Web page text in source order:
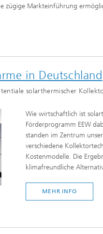
zügige Markteinführung
in Deutschland
solarthermischer
Wie wirtschaftlich ist
Förderprogramm EEW
standen im Zentrum
verschiedene
Kostenmodelle. Die
klimafreundliche
MEHR INFO